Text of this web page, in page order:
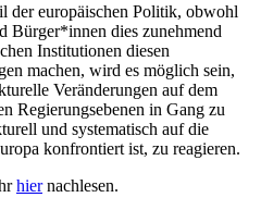
der europäischen Politik, obwohl
Bürger*innen dies zunehmend
Institutionen diesen
machen, wird es möglich sein,
Veränderungen auf dem
Regierungsebenen in Gang zu
und systematisch auf die
konfrontiert ist, zu reagieren.
hiernachlesen.